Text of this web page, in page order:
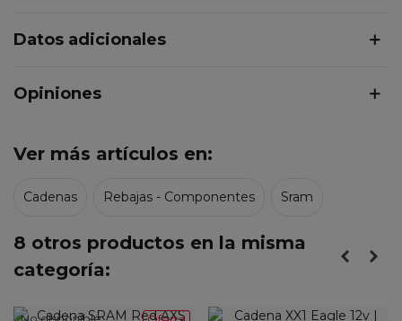
Datos adicionales
Opiniones
Ver más artículos en:
Cadenas Rebajas - Componentes Sram
8 otros productos en la misma
categoría: